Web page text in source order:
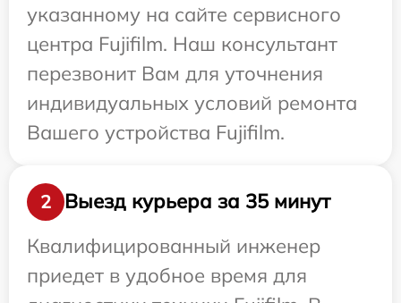
указанному на сайте сервисного
центра Fujifilm. Наш консультант
перезвонит Вам для уточнения
индивидуальных условий ремонта
Вашего устройства Fujifilm.
2
Выезд курьера за 35 минут
Квалифицированный инженер
приедет в удобное время для